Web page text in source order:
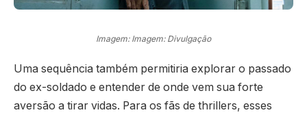
Imagem: Imagem: Divulgação
Uma sequência também permitiria explorar o passado
do ex-soldado e entender de onde vem sua forte
aversão a tirar vidas. Para os fãs de thrillers, esses